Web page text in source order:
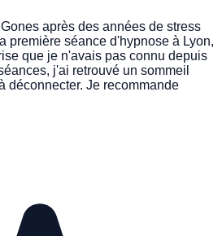
après des années de stress
première séance d'hypnose à Lyon,
que je n'avais pas connu depuis
j'ai retrouvé un sommeil
déconnecter. Je recommande